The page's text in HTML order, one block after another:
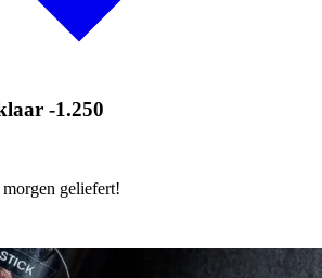
-1.250
geliefert!